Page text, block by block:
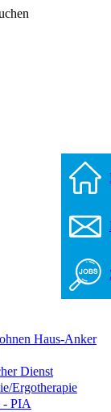
Haus-Anker
Dienst
Ergotherapie
- PIA